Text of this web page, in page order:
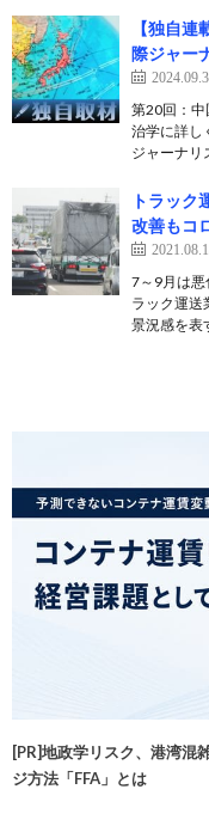
【独自
際ジャー
第20回：中
治学に詳し
ジャーナリ
トラック
改善もコ
7～9月は悪
ラック運送
景況感を表
[PR]地政学リスク、港湾混
ジ方法「FFA」とは